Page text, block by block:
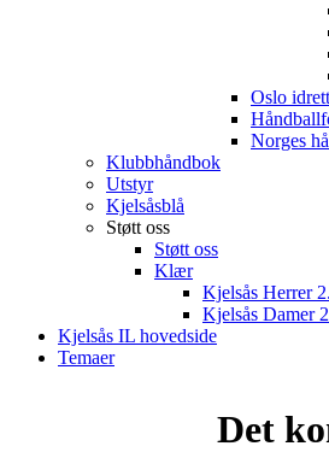
Oslo
Norges
Klubbhåndbok
Utstyr
Kjelsåsblå
Støtt oss
Støtt oss
Klær
Kjelsås Herrer
Kjelsås Damer
Kjelsås IL hovedside
Temaer
Det